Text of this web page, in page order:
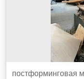
постформинговая